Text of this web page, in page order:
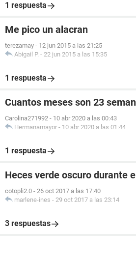
1 respuesta
Me pico un alacran
terezamay - 12 jun 2015 a las 21:25
Abigail P. - 22 jun 2015 a las 15:35
1 respuesta
Cuantos meses son 23
Carolina271992 - 10 abr 2020 a las 00:43
Hermanamayor - 10 abr 2020 a las 01:44
1 respuesta
Heces verde oscuro durante
cotopli2.0 - 26 oct 2017 a las 17:40
marlene-ines - 29 oct 2017 a las 23:14
3 respuestas